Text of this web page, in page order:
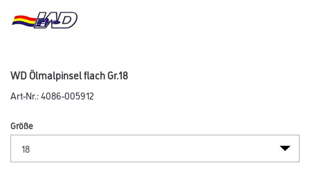
WD Ölmalpinsel flach Gr.18
Art-Nr.:4086-005912
Größe